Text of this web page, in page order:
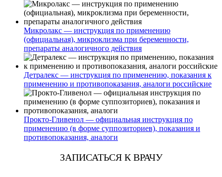
Микролакс — инструкция по применению
(официальная), микроклизма при беременности,
препараты аналогичного действия
Детралекс — инструкция по применению, показания к
применению и противопоказания, аналоги российские
Прокто-Гливенол — официальная инструкция по
применению (в форме суппозиториев), показания и
противопоказания, аналоги
ЗАПИСАТЬСЯ К ВРАЧУ